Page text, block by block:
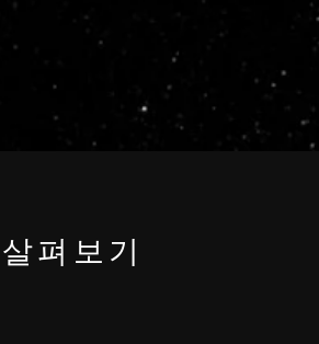
펴보기